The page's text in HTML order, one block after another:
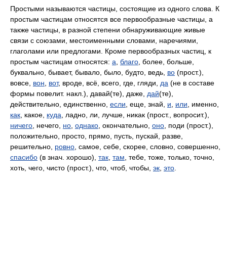
Простыми называются частицы, состоящие из одного слова. К
простым частицам относятся все первообразные частицы, а
также частицы, в разной степени обнаруживающие живые
связи с союзами, местоименными словами, наречиями,
глаголами или предлогами. Кроме первообразных частиц, к
простым частицам относятся: а благо , более, больше,
буквально, бывает, бывало, было, будто, ведь, во (прост.),
вовсе, вон вот, вроде, всё, всего, где, гляди, да (не в составе
формы повелит. накл.), давай(те), даже, дай(те),
действительно, единственно, если , еще, знай, и или , именно,
как , какое, куда , ладно, ли, лучше, никак (прост., вопросит.),
ничего , нечего, но однако , окончательно, оно , поди (прост.),
положительно, просто, прямо, пусть, пускай, разве,
решительно, ровно , самое, себе, скорее, словно, совершенно,
спасибо (в знач. хорошо), так там , тебе, тоже, только, точно,
хоть, чего, чисто (прост.), что, чтоб, чтобы, эк это